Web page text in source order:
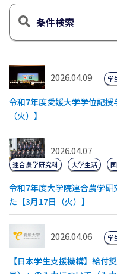
条件検索
2026.04.09
令和7年度愛媛大学学位記
（火）】
学
2026.04.07
令和7年度大学院連合農学
た【3月17日（火）】
連合農学研究科 大学生活
2026.04.06
【日本学生支援機構】給付
学